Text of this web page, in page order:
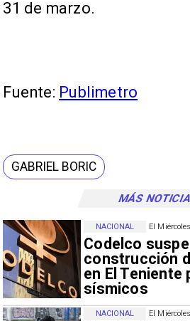
MÁS
El
Codelco
construcción
en El Teniente
sísmicos
NACIONAL
El
NACIONAL
31 de marzo.
Fuente: Publimetro
GABRIEL BORIC